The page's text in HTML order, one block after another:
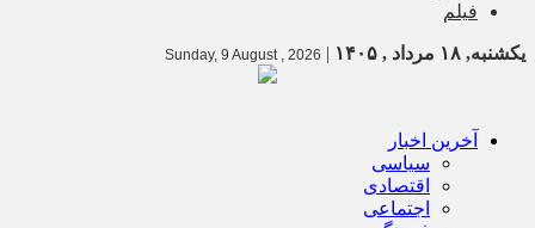
فیلم
یکشنبه, ۱۸ مرداد , ۱۴۰۵ |
Sunday, 9 August , 2026
آخرین اخبار
سیاسی
اقتصادی
اجتماعی